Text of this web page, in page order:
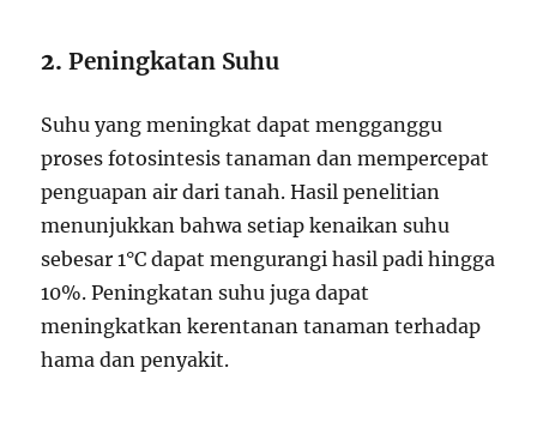
2.Peningkatan Suhu
Suhu yang meningkat dapat mengganggu
proses fotosintesis tanaman dan mempercepat
penguapan air dari tanah. Hasil penelitian
menunjukkan bahwa setiap kenaikan suhu
sebesar 1°C dapat mengurangi hasil padi hingga
10%. Peningkatan suhu juga dapat
meningkatkan kerentanan tanaman terhadap
hama dan penyakit.